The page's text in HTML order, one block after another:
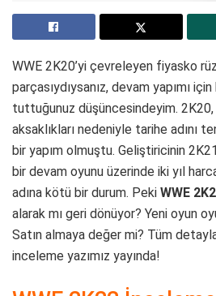
WWE 2K20’yi çevreleyen fiyasko
parçasıydıysanız, devam yapımı
tuttuğunuz düşüncesindeyim. 2K20,
aksaklıkları nedeniyle tarihe adını
bir yapım olmuştu. Geliştiricinin
bir devam oyunu üzerinde iki yıl
adına kötü bir durum. Peki WWE
alarak mı geri dönüyor? Yeni oyun
Satın almaya değer mi? Tüm
inceleme yazımız yayında!